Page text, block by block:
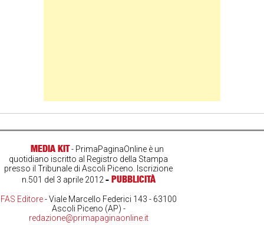
MEDIA KIT- PrimaPaginaOnline è un
quotidiano iscritto al Registro della Stampa
presso il Tribunale di Ascoli Piceno. Iscrizione
n.501 del 3 aprile 2012- PUBBLICITÀ
FAS Editore- Viale Marcello Federici 143 - 63100
Ascoli Piceno (AP) -
redazione@primapaginaonline.it